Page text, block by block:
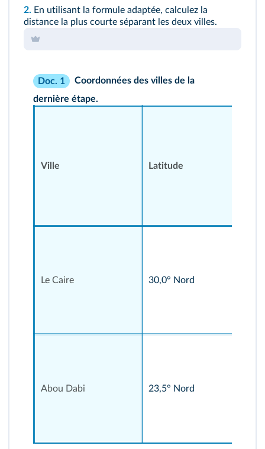
2. En utilisant la formule adaptée, calculez la
distance la plus courte séparant les deux villes.
Doc. 1
Coordonnées des villes de la
dernière étape.
Ville Latitude
Le Caire 30,0° Nord
Abou Dabi 23,5° Nord